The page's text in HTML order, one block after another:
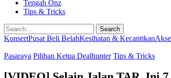
Tengah Onz
Tips & Tricks
Search
KonsertPusat Beli BelahKesihatan & Kecantikan
Pasaraya Pilihan Ketua Dealhunter Tips & Tricks